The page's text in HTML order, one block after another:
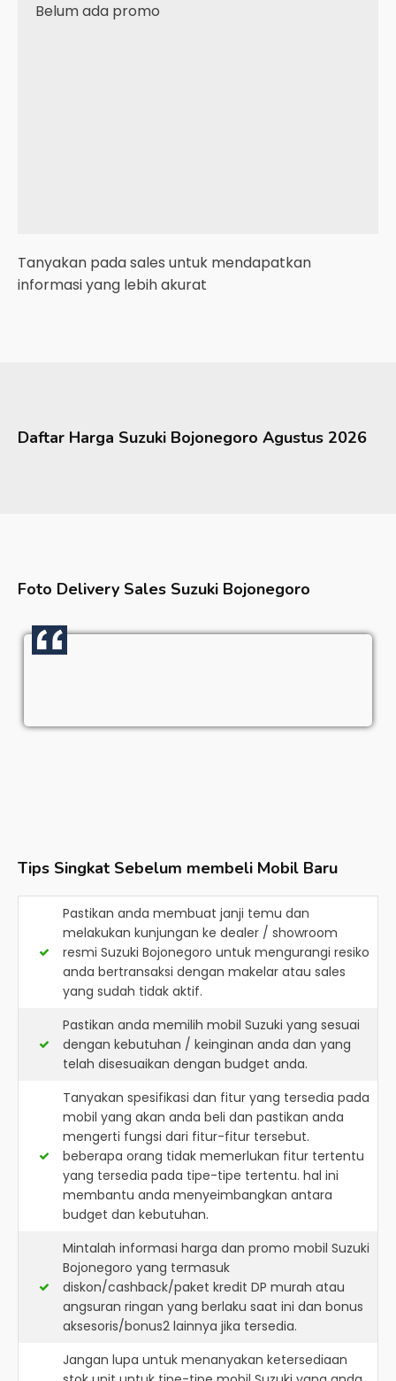
Belum ada promo
Tanyakan pada sales untuk mendapatkan
informasi yang lebih akurat
Daftar Harga Suzuki Bojonegoro Agustus 2026
Foto Delivery Sales Suzuki Bojonegoro
Tips Singkat Sebelum membeli Mobil Baru
Pastikan anda membuat janji temu dan
melakukan kunjungan ke dealer / showroom
resmi Suzuki Bojonegoro untuk mengurangi resiko
anda bertransaksi dengan makelar atau sales
yang sudah tidak aktif.
Pastikan anda memilih mobil Suzuki yang sesuai
dengan kebutuhan / keinginan anda dan yang
telah disesuaikan dengan budget anda.
Tanyakan spesifikasi dan fitur yang tersedia pada
mobil yang akan anda beli dan pastikan anda
mengerti fungsi dari fitur-fitur tersebut.
beberapa orang tidak memerlukan fitur tertentu
yang tersedia pada tipe-tipe tertentu. hal ini
membantu anda menyeimbangkan antara
budget dan kebutuhan.
Mintalah informasi harga dan promo mobil Suzuki
Bojonegoro yang termasuk
diskon/cashback/paket kredit DP murah atau
angsuran ringan yang berlaku saat ini dan bonus
aksesoris/bonus2 lainnya jika tersedia.
Jangan lupa untuk menanyakan ketersediaan